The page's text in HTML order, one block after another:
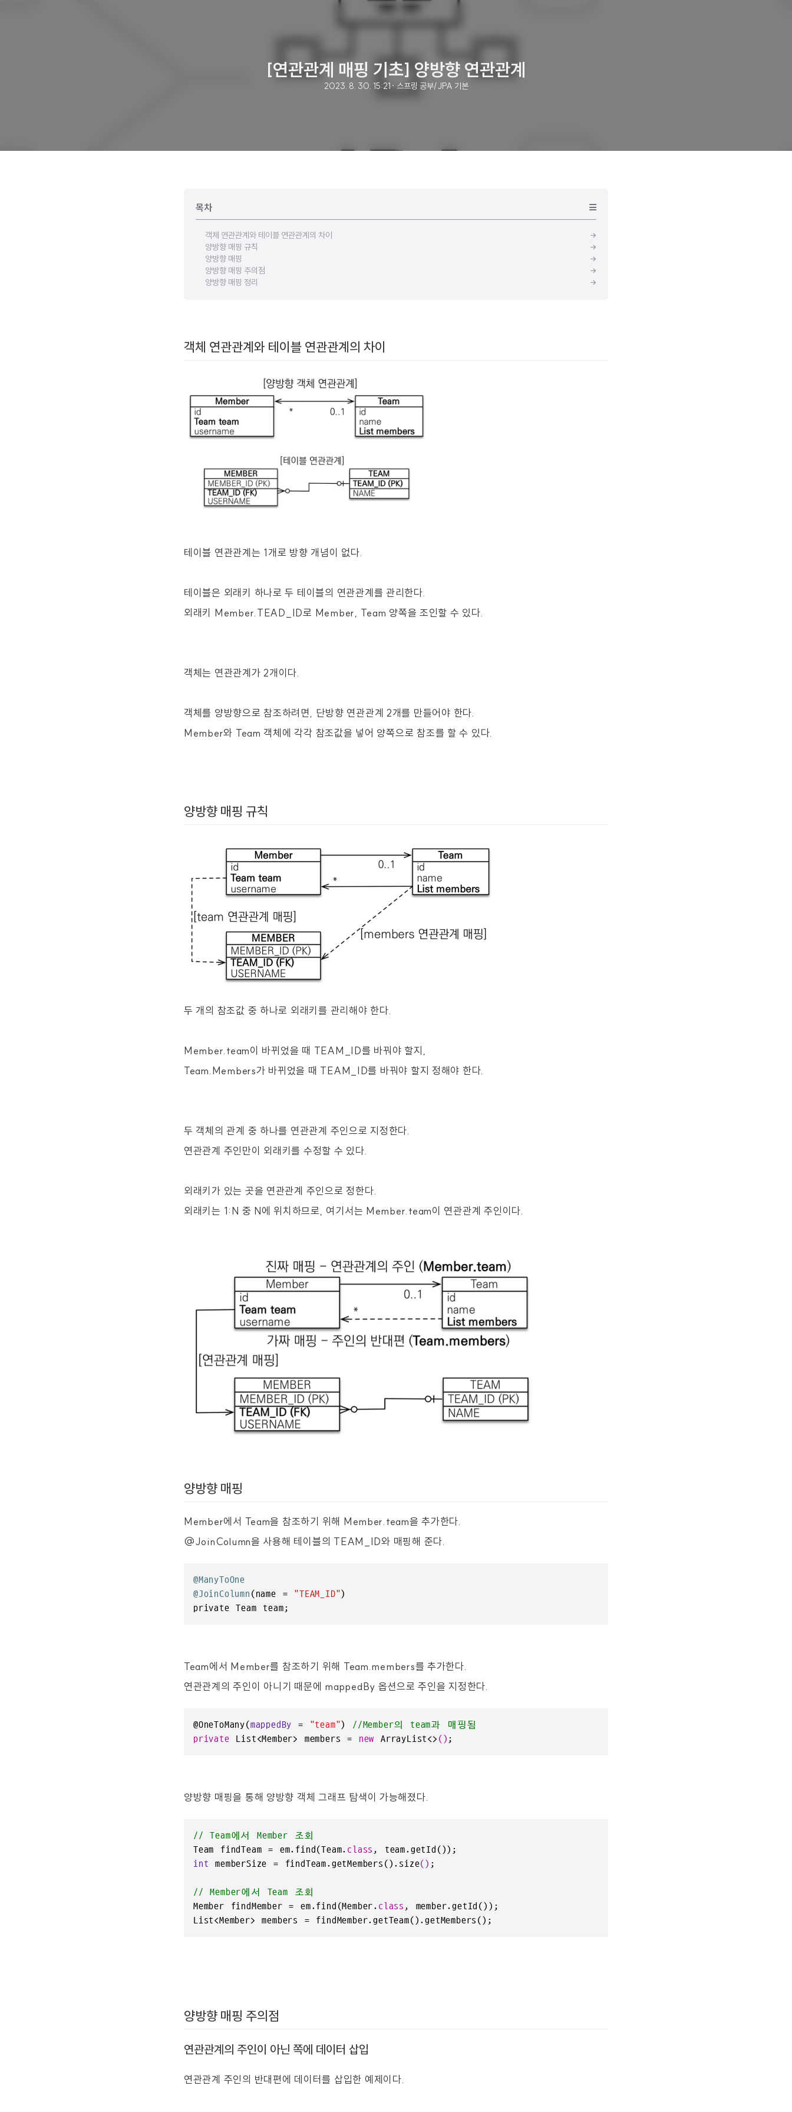
[연관관계 매핑 기초] 양방향 연관관계
2023. 8. 30. 15:21 · 스프링 공부/JPA 기본
목차
객체 연관관계와 테이블 연관관계의 차이
양방향 매핑 규칙
양방향 매핑
양방향 매핑 주의점
양방향 매핑 정리
객체 연관관계와 테이블 연관관계의 차이
테이블 연관관계는 1개로 방향 개념이 없다.
테이블은 외래키 하나로 두 테이블의 연관관계를 관리한다.
외래키 Member.TEAD_ID로 Member, Team 양쪽을 조인할 수 있다.
객체는 연관관계가 2개이다.
객체를 양방향으로 참조하려면, 단방향 연관관계 2개를 만들어야 한다.
Member와 Team 객체에 각각 참조값을 넣어 양쪽으로 참조를 할 수 있다.
양방향 매핑 규칙
두 개의 참조값 중 하나로 외래키를 관리해야 한다.
Member.team이 바뀌었을 때 TEAM_ID를 바꿔야 할지,
Team.Members가 바뀌었을 때 TEAM_ID를 바꿔야 할지 정해야 한다.
두 객체의 관계 중 하나를 연관관계 주인으로 지정한다.
연관관계 주인만이 외래키를 수정할 수 있다.
외래키가 있는 곳을 연관관계 주인으로 정한다.
외래키는 1:N 중 N에 위치하므로, 여기서는 Member.team이 연관관계 주인이다.
양방향 매핑
Member에서 Team을 참조하기 위해 Member.team을 추가한다.
@JoinColumn을 사용해 테이블의 TEAM_ID와 매핑해 준다.
@ManyToOne
@JoinColumn (name = "TEAM_ID")
private Team team;
Team에서 Member를 참조하기 위해 Team.members를 추가한다.
연관관계의 주인이 아니기 때문에 mappedBy 옵션으로 주인을 지정한다.
@OneToMany(mappedBy = "team")
//Member의 team과 매핑됨
private List<Member> members = new ArrayList<> () ;
양방향 매핑을 통해 양방향 객체 그래프 탐색이 가능해졌다.
// Team에서 Member 조회
Team findTeam = em.find(Team. class , team.getId()
int memberSize = findTeam.getMembers() .size() ;
// Member에서 Team 조회
Member findMember = em.find(Member. class , member.getId() );
List<Member> members = findMember.getTeam() .getMembers() ;
양방향 매핑 주의점
연관관계의 주인이 아닌 쪽에 데이터 삽입
연관관계 주인의 반대편에 데이터를 삽입한 예제이다.